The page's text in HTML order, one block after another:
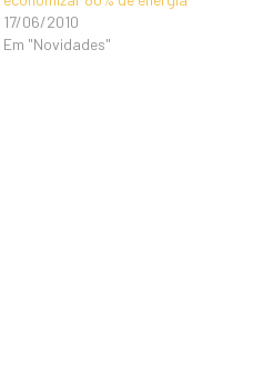
17/06/2010
Em "Novidades"